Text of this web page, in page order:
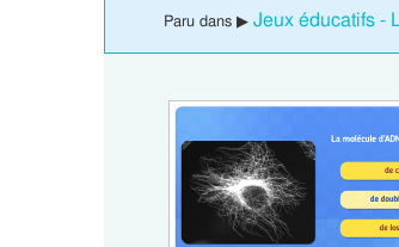
Paru dans ▶ Jeux éducatifs -